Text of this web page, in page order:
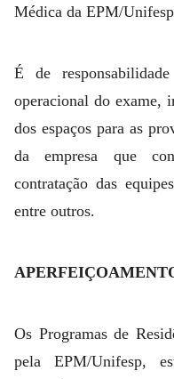
Médica da EPM/
É de
operacional do exame,
dos espaços para as
da empresa que
contratação das
entre outros.
Os Programas de
pela EPM/Unifesp,